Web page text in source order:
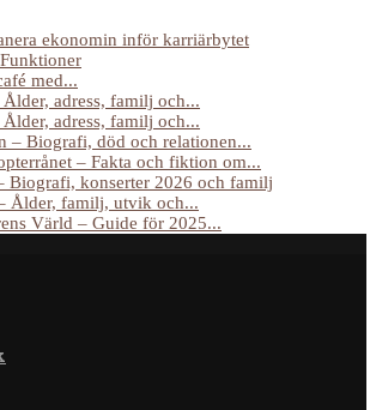
ekonomin inför karriärbytet
med...
adress, familj och...
adress, familj och...
– Biografi, död och relationen...
– Fakta och fiktion om...
Biografi, konserter 2026 och familj
Ålder, familj, utvik och...
Värld – Guide för 2025...